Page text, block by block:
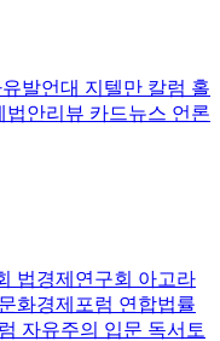
발언대 지텔만 칼럼 홀
법안리뷰 카드뉴스 언론
법경제연구회 아고라
문화경제포럼 연합법률
자유주의 입문 독서토